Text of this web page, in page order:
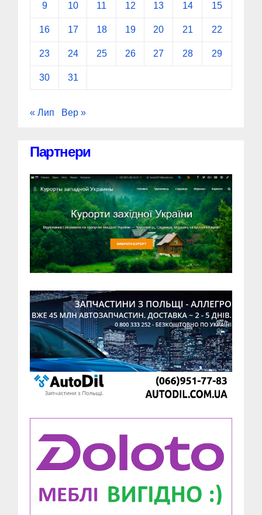
9 10 11 12 13 14 15
16 17 18 19 20 21 22
23 24 25 26 27 28 29
30 31
« Лип Вер »
Партнери